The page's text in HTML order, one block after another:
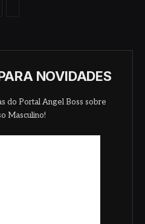
NOVIDADES
do Portal Angel Boss sobre
Masculino!